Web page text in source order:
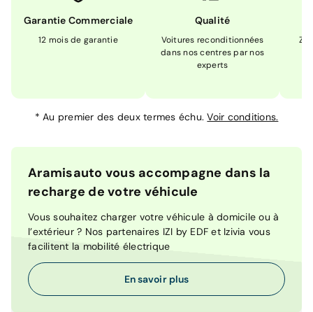
Garantie Commerciale
12 mois de garantie
Qualité
Voitures reconditionnées
dans nos centres par nos
experts
*Au premier des deux termes échu.Voir conditions.
Aramisauto vous accompagne dans la
recharge de votre véhicule
Vous souhaitez charger votre véhicule à domicile ou à
l’extérieur ? Nos partenaires IZI by EDF et Izivia vous
facilitent la mobilité électrique
En savoir plus